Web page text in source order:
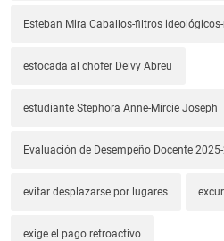
Esteban Mira Caballos-filtros
estocada al chofer Deivy Abreu
estudiante Stephora Anne-Mircie Joseph
Evaluación de Desempeño Docente
evitar desplazarse por lugares
exige el pago retroactivo